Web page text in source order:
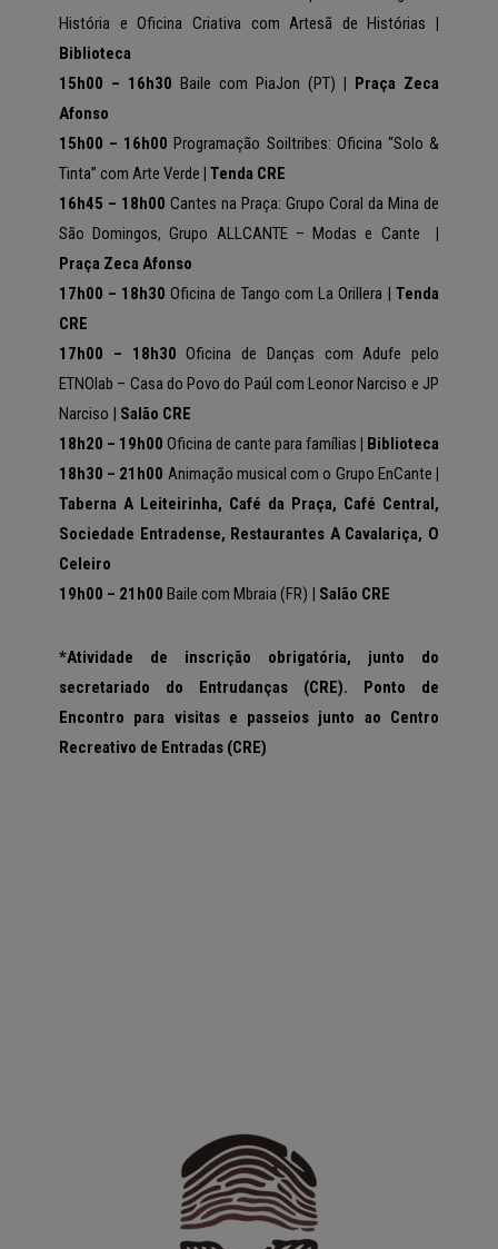
História e Oficina Criativa com Artesã de Histórias |
Biblioteca
15h00 – 16h30 Baile com PiaJon (PT) | Praça Zeca
Afonso
15h00 – 16h00Programação Soiltribes: Oficina “Solo &
Tinta” com Arte Verde | Tenda CRE
16h45 – 18h00 Cantes na Praça: Grupo Coral da Mina de
São Domingos, Grupo ALLCANTE – Modas e Cante |
Praça Zeca Afonso
17h00 – 18h30 Oficina de Tango com La Orillera |Tenda
CRE
17h00 – 18h30Oficina de Danças com Adufe pelo
ETNOlab – Casa do Povo do Paúl com Leonor Narciso e JP
Narciso | Salão CRE
18h20 – 19h00 Oficina de cante para famílias | Biblioteca
18h30 – 21h00 Animação musical com o Grupo EnCante |
Taberna A Leiteirinha, Café da Praça, Café Central,
Sociedade Entradense, Restaurantes A Cavalariça, O
Celeiro
19h00 – 21h00 Baile com Mbraia (FR) | Salão CRE
*Atividade de inscrição obrigatória, junto do
secretariado do Entrudanças (CRE). Ponto de
Encontro para visitas e passeios junto ao Centro
Recreativo de Entradas (CRE)